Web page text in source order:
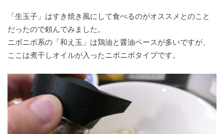
「生玉子」はすき焼き風にして食べるのがオススメとのこと
だったので頼んでみました。
ニボニボ系の「和え玉」は鶏油と醤油ベースが多いですが、
ここは煮干しオイルが入ったニボニボタイプです。